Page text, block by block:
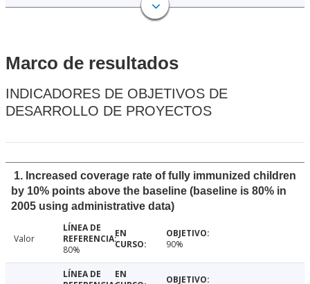
Marco de resultados
INDICADORES DE OBJETIVOS DE
DESARROLLO DE PROYECTOS
1. Increased coverage rate of fully immunized children
by 10% points above the baseline (baseline is 80% in
2005 using administrative data)
Valor
80%
90%